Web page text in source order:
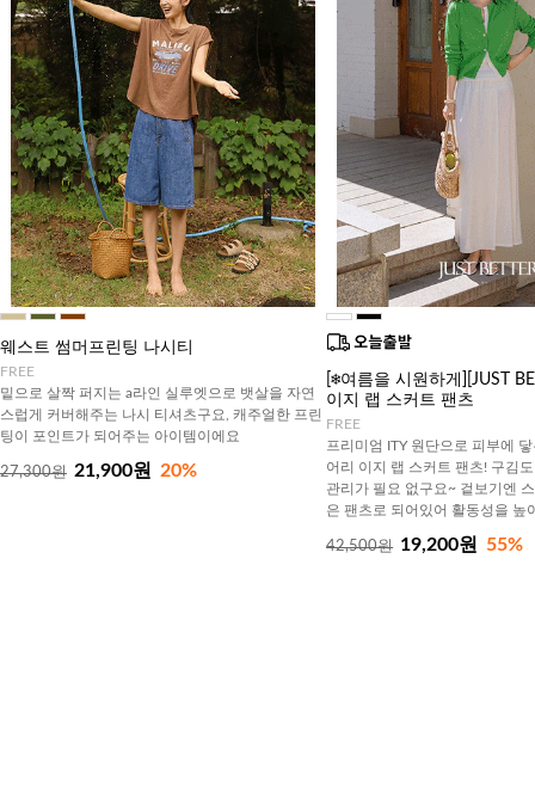
웨스트 썸머프린팅 나시티
FREE
밑으로 살짝 퍼지는 a라인 실루엣으로 뱃살을 자연
스럽게 커버해주는 나시 티셔츠구요, 캐주얼한 프린
팅이 포인트가 되어주는 아이템이에요
27,300원 21,900원 20%
[❄️여름을 시원하게][JUST
이지 랩 스커트 팬츠
FREE
프리미엄 ITY 원단으로 피부에
어리 이지 랩 스커트 팬츠! 구김
관리가 필요 없구요~ 겉보기엔
은 팬츠로 되어있어 활동성을 높
42,500원 19,200원 55%